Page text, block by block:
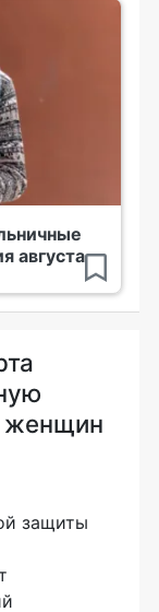
августа
женщин
защиты